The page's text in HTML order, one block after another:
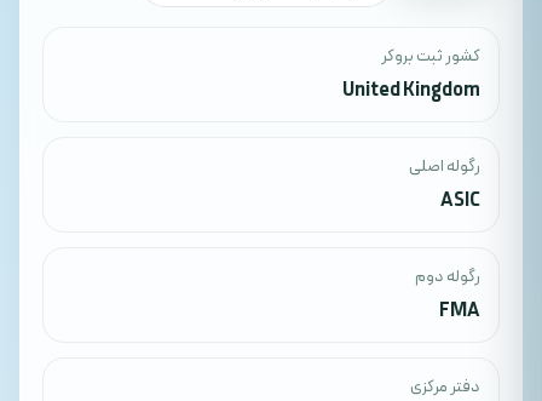
کشور ثبت بروکر
United Kingdom
رگوله اصلی
ASIC
رگوله دوم
FMA
دفتر مرکزی